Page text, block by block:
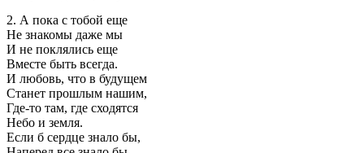
2. А пока с тобой еще
Не знакомы даже мы
И не поклялись еще
Вместе быть всегда.
И любовь, что в будущем
Станет прошлым нашим,
Где-то там, где сходятся
Небо и земля.
Если б сердце знало бы,